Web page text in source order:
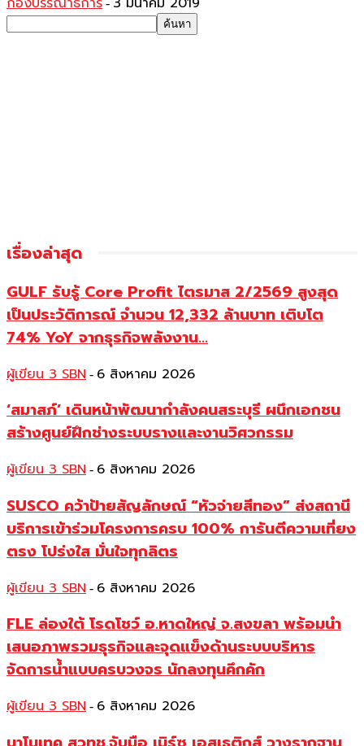
-
เรื่องล่าสุด
GULF รับรู้ Core Profit ไตรมาส 2/2569 สูงสุด
เป็นประวัติการณ์ จำนวน 12,332 ล้านบาท เติบโต
74% YoY จากธุรกิจพลังงาน...
ผู้เขียน 3 SBN - 6 สิงหาคม 2026
‘สมาสภ์’ เดินหน้าพัฒนากำลังคนสระบุรี ผนึกเอกชน
สร้างศูนย์ฝึกช่างระบบรางและงานวิศวกรรม
ผู้เขียน 3 SBN - 6 สิงหาคม 2026
SUSCO คว้าป้ายสัญลักษณ์ “หัวจ่ายสีทอง” ส่งสถานี
บริการเข้าร่วมโครงการครบ 100% การันตีความเที่ยง
ตรง โปร่งใส มั่นใจทุกลิตร
ผู้เขียน 3 SBN - 6 สิงหาคม 2026
FLE ล่องใต้ โรดโชว์ อ.หาดใหญ่ จ.สงขลา พร้อมนำ
เสนอภาพรวมธุรกิจและจุดแข็งด้านระบบบริหาร
จัดการน้ำแบบครบวงจร นักลงทุนคึกคัก
ผู้เขียน 3 SBN - 6 สิงหาคม 2026